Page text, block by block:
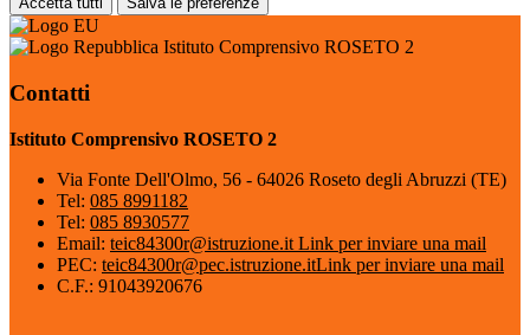
Istituto Comprensivo ROSETO 2
Contatti
Istituto Comprensivo ROSETO 2
Via Fonte Dell'Olmo, 56 - 64026 Roseto degli Abruzzi (TE)
Tel: 085 8991182
Tel: 085 8930577
Email: teic84300r@istruzione.it Link per inviare una mail
PEC: teic84300r@pec.istruzione.itLink per inviare una mail
C.F.: 91043920676